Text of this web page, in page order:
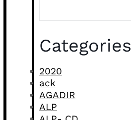
Categories
2020
ack
AGADIR
ALP